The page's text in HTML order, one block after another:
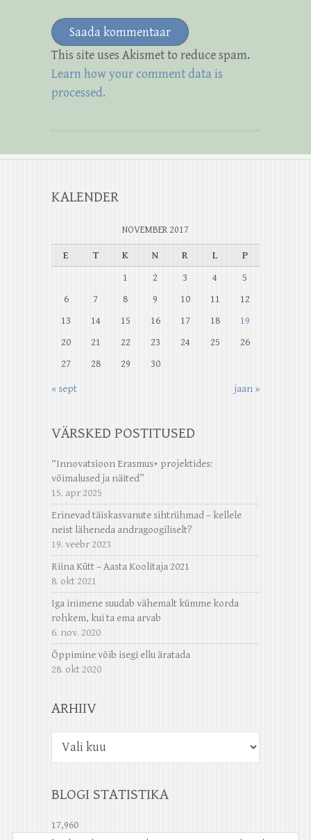
This site uses Akismet to reduce spam.
Learn how your comment data is
processed.
KALENDER
NOVEMBER 2017
E T K N R L
P
1
2 3 4
5
6
7 8 9 10 11
12
13
14 15 16 17 18
19
20
21 22 23 24 25
26
27
28 29 30
« sept jaan »
VÄRSKED POSTITUSED
“Innovatsioon Erasmus+ projektides:
võimalused ja näited”
15. apr 2025
Erinevad täiskasvanute sihtrühmad – kellele
neist läheneda andragoogiliselt?
19. veebr 2023
Riina Kütt – Aasta Koolitaja 2021
8. okt 2021
Iga inimene suudab vähemalt kümme korda
rohkem, kui ta ema arvab
6. nov. 2020
Õppimine võib isegi ellu äratada
28. okt 2020
ARHIIV
BLOGI STATISTIKA
17,960